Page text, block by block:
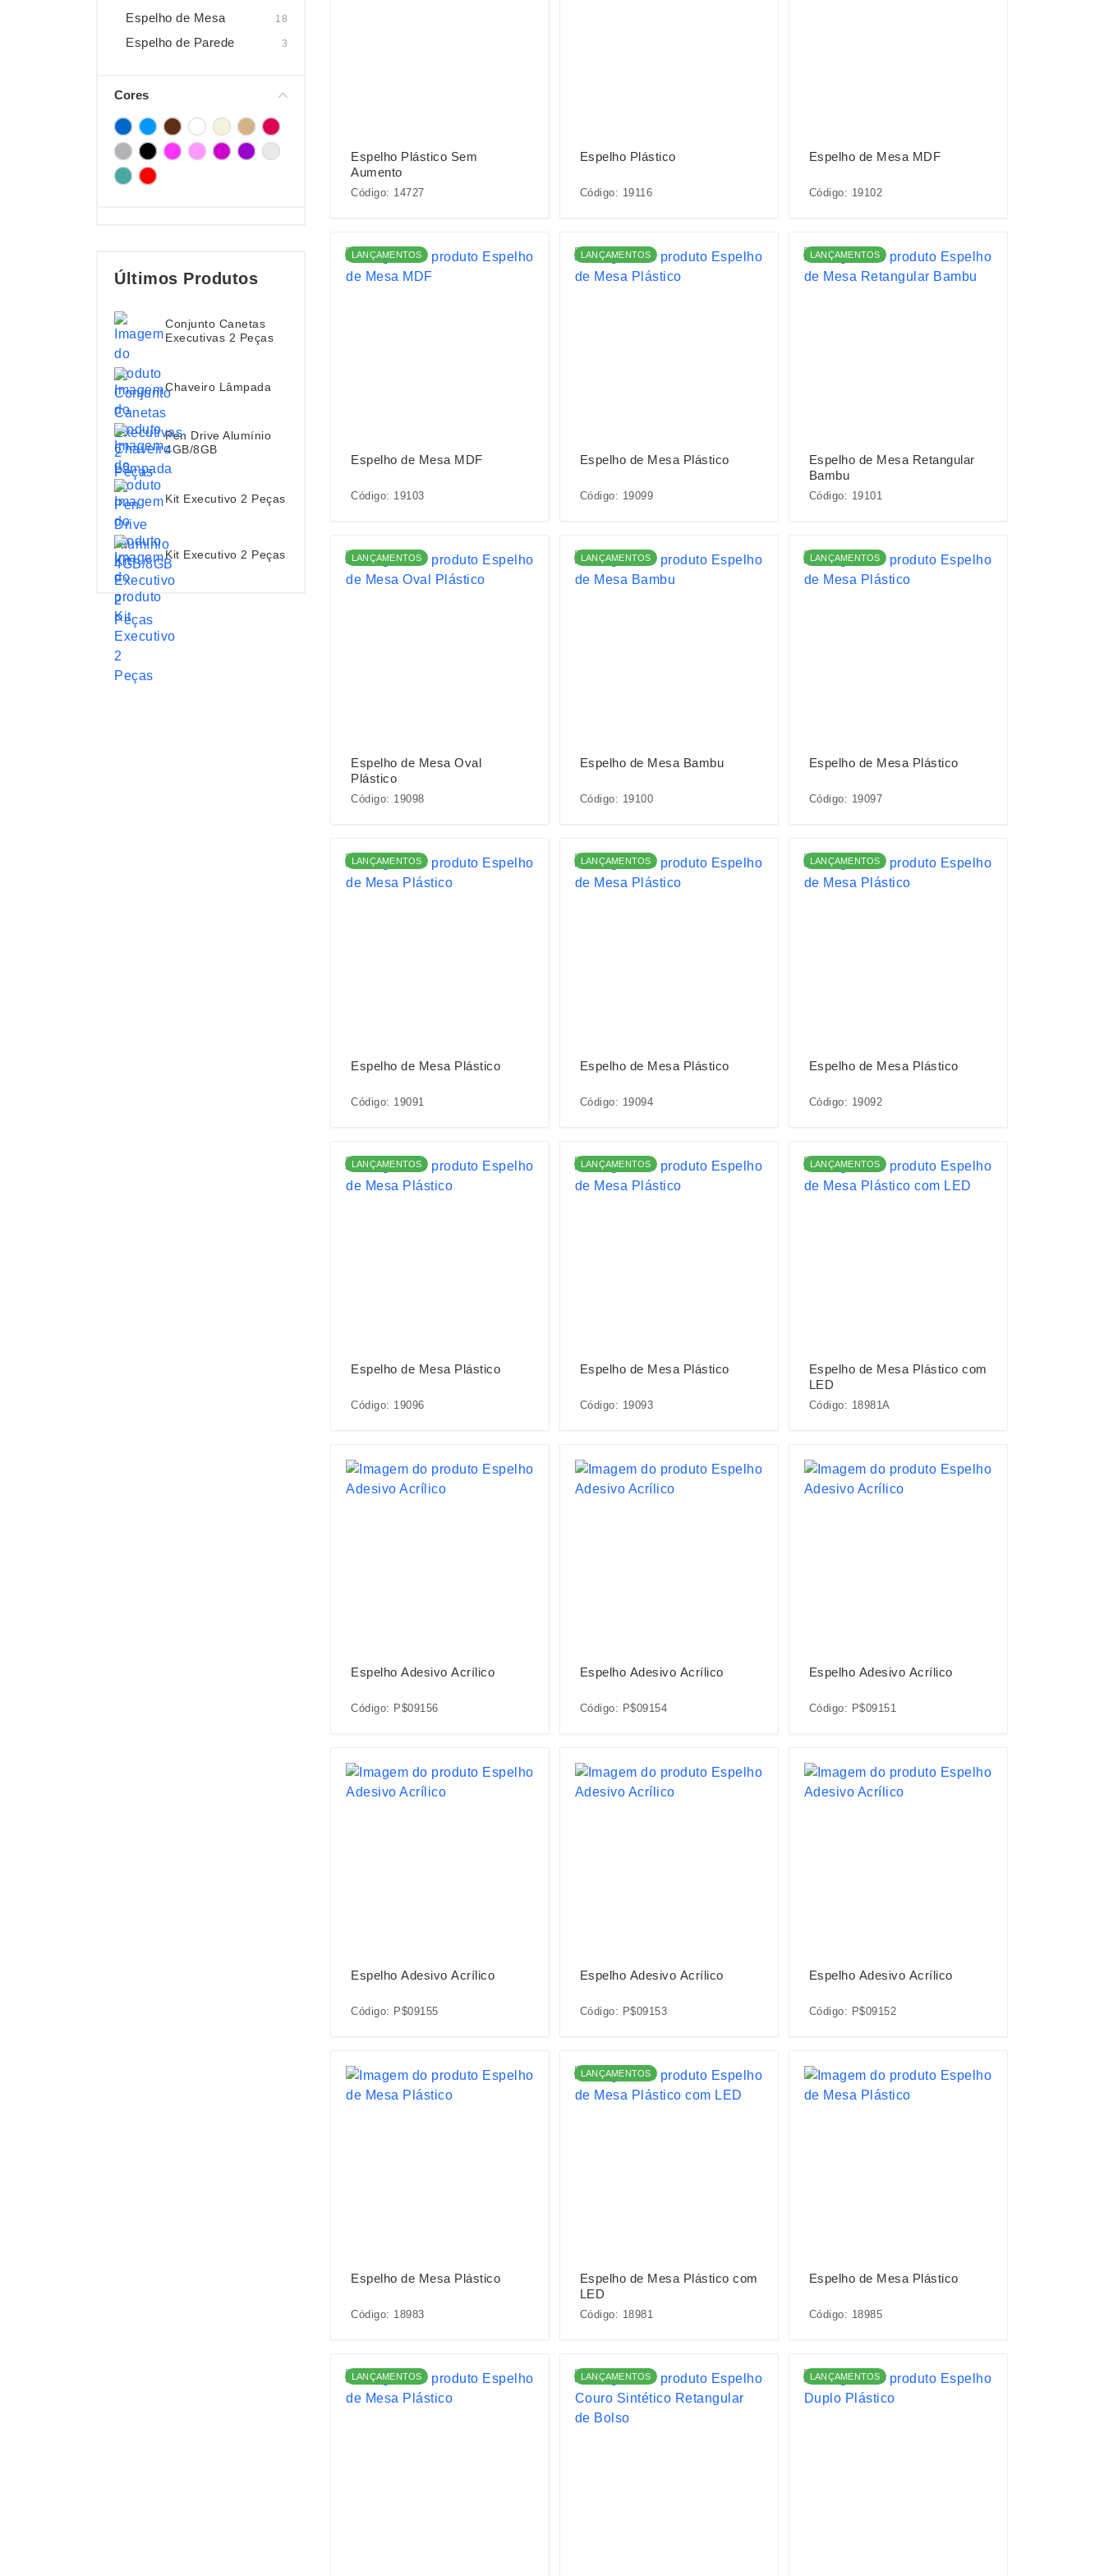
Espelho de Mesa 18
Espelho de Parede 3
Cores
Últimos Produtos
Conjunto Canetas
Executivas 2 Peças
Chaveiro Lâmpada
Pen Drive Alumínio
4GB/8GB
Kit Executivo 2 Peças
Kit Executivo 2 Peças
Espelho Plástico Sem
Aumento
Código: 14727
Espelho Plástico
Código: 19116
Espelho de Mesa MDF
Código: 19102
LANÇAMENTOS
Espelho de Mesa MDF
Código: 19103
LANÇAMENTOS
Espelho de Mesa Plástico
Código: 19099
LANÇAMENTOS
Espelho de Mesa Retangular
Bambu
Código: 19101
LANÇAMENTOS
Espelho de Mesa Oval
Plástico
Código: 19098
LANÇAMENTOS
Espelho de Mesa Bambu
Código: 19100
LANÇAMENTOS
Espelho de Mesa Plástico
Código: 19097
LANÇAMENTOS
Espelho de Mesa Plástico
Código: 19091
LANÇAMENTOS
Espelho de Mesa Plástico
Código: 19094
LANÇAMENTOS
Espelho de Mesa Plástico
Código: 19092
LANÇAMENTOS
Espelho de Mesa Plástico
Código: 19096
LANÇAMENTOS
Espelho de Mesa Plástico
Código: 19093
LANÇAMENTOS
Espelho de Mesa Plástico com
LED
Código: 18981A
Espelho Adesivo Acrílico
Código: P$09156
Espelho Adesivo Acrílico
Código: P$09154
Espelho Adesivo Acrílico
Código: P$09151
Espelho Adesivo Acrílico
Código: P$09155
Espelho Adesivo Acrílico
Código: P$09153
Espelho Adesivo Acrílico
Código: P$09152
Espelho de Mesa Plástico
Código: 18983
LANÇAMENTOS
Espelho de Mesa Plástico com
LED
Código: 18981
Espelho de Mesa Plástico
Código: 18985
LANÇAMENTOS LANÇAMENTOS LANÇAMENTOS